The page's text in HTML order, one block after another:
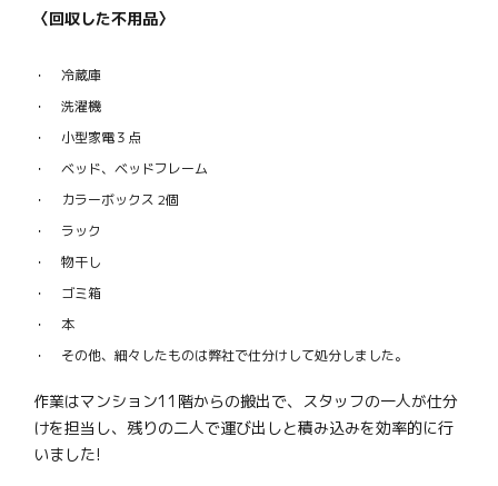
〈回収した不用品〉
冷蔵庫
洗濯機
小型家電３点
ベッド、ベッドフレーム
カラーボックス 2個
ラック
物干し
ゴミ箱
本
その他、細々したものは弊社で仕分けして処分しました。
作業はマンション11階からの搬出で、スタッフの一人が仕分
けを担当し、残りの二人で運び出しと積み込みを効率的に行
いました!